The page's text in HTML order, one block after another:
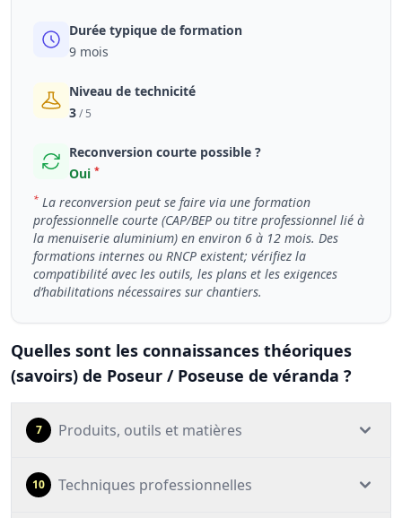
Durée typique de formation
9 mois
Niveau de technicité
3/ 5
Reconversion courte possible ?
Oui *
* La reconversion peut se faire via une formation
professionnelle courte (CAP/BEP ou titre professionnel lié à
la menuiserie aluminium) en environ 6 à 12 mois. Des
formations internes ou RNCP existent; vérifiez la
compatibilité avec les outils, les plans et les exigences
d’habilitations nécessaires sur chantiers.
Quelles sont les connaissances théoriques
(savoirs) de Poseur / Poseuse de véranda ?
7 Produits, outils et matières
10 Techniques professionnelles